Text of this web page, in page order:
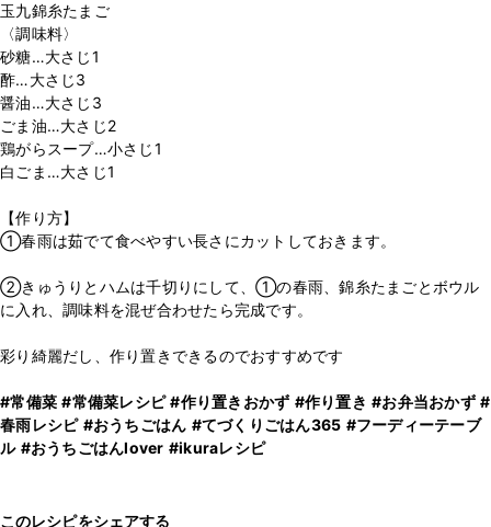
玉九錦糸たまご
〈調味料〉
砂糖…大さじ1
酢…大さじ3
醤油…大さじ3
ごま油…大さじ2
鶏がらスープ…小さじ1
白ごま…大さじ1
【作り方】
①春雨は茹でて食べやすい長さにカットしておきます。
②きゅうりとハムは千切りにして、①の春雨、錦糸たまごとボウル
に入れ、調味料を混ぜ合わせたら完成です。
彩り綺麗だし、作り置きできるのでおすすめです
#常備菜 #常備菜レシピ #作り置きおかず #作り置き #お弁当おかず #
春雨レシピ #おうちごはん #てづくりごはん365 #フーディーテーブ
ル #おうちごはんlover #ikuraレシピ
このレシピをシェアする